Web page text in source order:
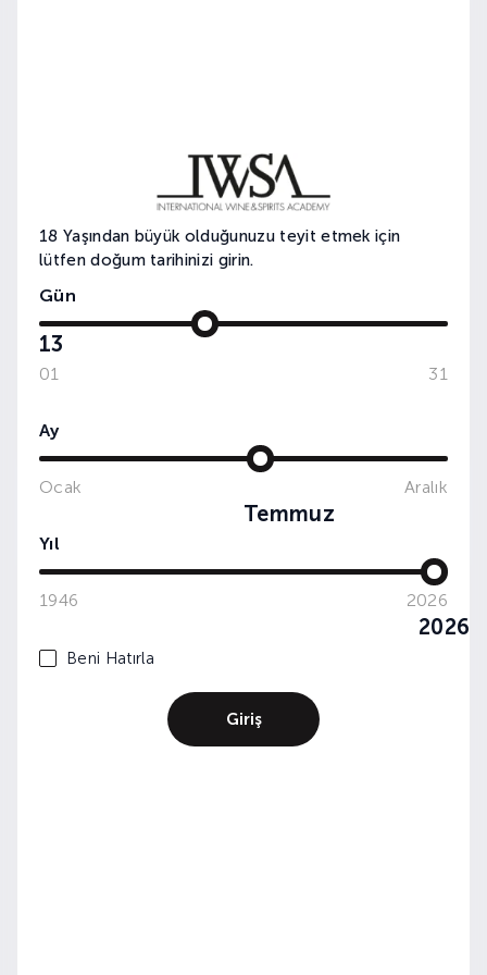
TARİHİ YARIMADA SOFRALARI
18 Yaşından büyük olduğunuzu teyit etmek için
lütfen doğum tarihinizi girin.
Gün
13
01 31
Ay
Temmuz
Ocak Aralık
Yıl
2026
1946 2026
Beni Hatırla
Giriş